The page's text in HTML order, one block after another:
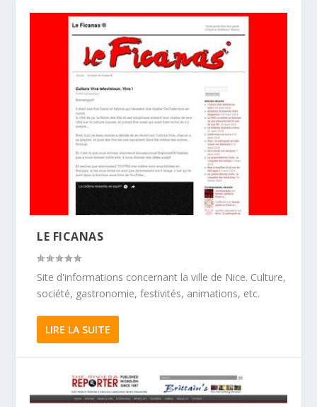
LE FICANAS
Site d'informations concernant la ville de Nice. Culture,
société, gastronomie, festivités, animations, etc.
LIRE LA SUITE